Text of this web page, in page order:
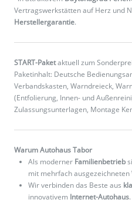
Vertragswerkstätten auf Herz und
Herstellergarantie.
START-Paketaktuell zum
Paketinhalt: Deutsche
Verbandskasten, Warndreieck,
(Entfolierung, Innen- und
Zulassungsunterlagen, Montage
Warum Autohaus Tabor
Als moderner Familienbetrieb
mit mehrfach ausgezeichneten
Wir verbinden das Beste aus
innovativem Internet-Autohaus.